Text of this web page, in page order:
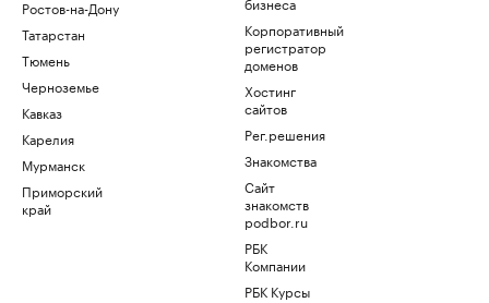
Ростов-на-Дону
Татарстан
Тюмень
Черноземье
Кавказ
Карелия
Мурманск
Приморский
край
Корпоративный
регистратор
доменов
Хостинг
сайтов
Рег.решения
Знакомства
Сайт
знакомств
podbor.ru
РБК
Компании
РБК Курсы